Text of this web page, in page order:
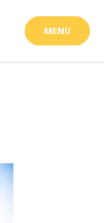
MENU